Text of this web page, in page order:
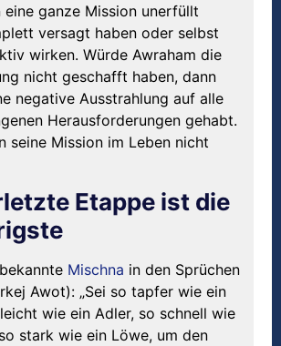
eine ganze Mission unerfüllt
versagt haben oder selbst
wirken. Würde Awraham die
nicht geschafft haben, dann
negative Ausstrahlung auf alle
Herausforderungen gehabt.
seine Mission im Leben nicht
Etappe ist die
Mischna in den Sprüchen
Awot): „Sei so tapfer wie ein
wie ein Adler, so schnell wie
stark wie ein Löwe, um den